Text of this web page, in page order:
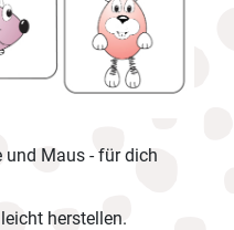
und Maus - für dich
herstellen.